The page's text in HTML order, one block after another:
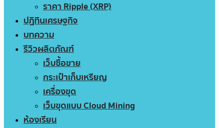
ราคา Ripple (XRP)
ปฏิทินเศรษฐกิจ
บทความ
รีวิวผลิตภัณฑ์
เว็บซื้อขาย
กระเป๋าเก็บเหรียญ
เครื่องขุด
เว็บขุดแบบ Cloud Mining
ห้องเรียน